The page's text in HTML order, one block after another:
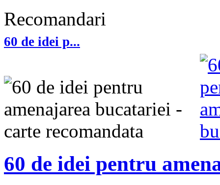
Recomandari
60 de idei p...
60 de idei pentru